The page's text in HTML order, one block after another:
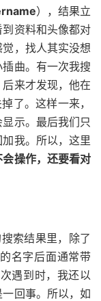
），结果立
资料和头像都对
，找人其实没想
曲。有一次我搜
来才发现，他在
了。这样一来，
示。最后我们只
我。 所以，这里
操作，还要看对
索结果里，除了
名字后面通常带
遇到时，我还以
回事。所以，如